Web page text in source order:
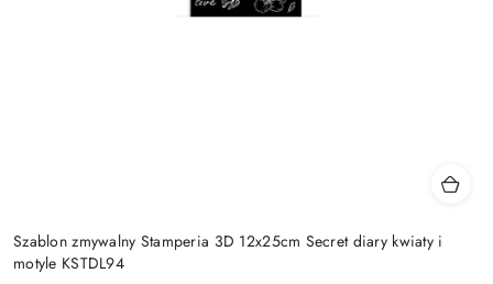
Szablon zmywalny Stamperia 3D 12x25cm Secret diary kwiaty i
motyle KSTDL94